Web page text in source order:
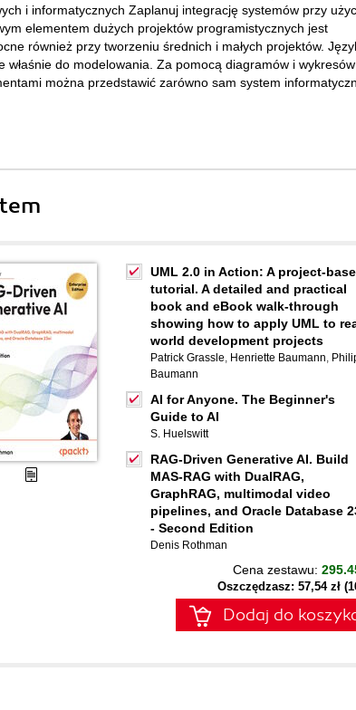
i informatycznych Zaplanuj integrację systemów przy
elementem dużych projektów programistycznych jest
również przy tworzeniu średnich i małych projektów.
właśnie do modelowania. Za pomocą diagramów i wykresów
można przedstawić zarówno sam system
UML 2.0 in Action: A project-
tutorial. A detailed and practical
book and eBook walk-through
showing how to apply UML to
world development projects
Patrick Grassle, Henriette Baumann,
Baumann
AI for Anyone. The Beginner's
Guide to AI
S. Huelswitt
RAG-Driven Generative AI. Build
MAS-RAG with DualRAG,
GraphRAG, multimodal video
pipelines, and Oracle Database
- Second Edition
Denis Rothman
Cena zestawu:
Oszczędzasz: 57,54 zł
Dodaj do